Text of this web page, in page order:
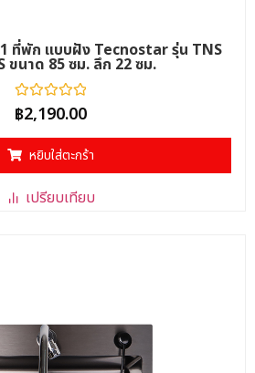
ที่พัก แบบฝัง Tecnostar รุ่น TNS
ขนาด 85 ซม. ลึก 22 ซม.
ให้
คะแนน
0
ตั้งแต่
1-
5
฿2,190.00
หยิบใส่ตะกร้า
เปรียบเทียบ